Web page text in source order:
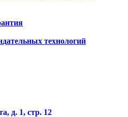
технологий
д. 1, стр. 12